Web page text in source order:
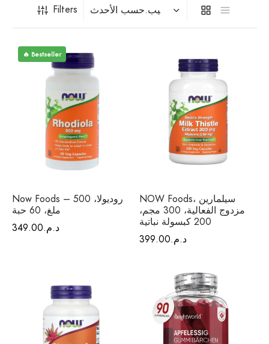
Filters
🔥 Bestseller
Now Foods – روديولا، 500
ملغ، 60 حبة
د.م.349.00
NOW Foods، سيلمارين
مزدوج الفعالية، 300 مجم،
200 كبسولة نباتية
د.م.399.00